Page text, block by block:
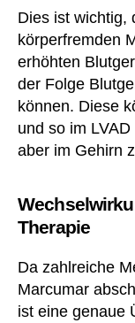
Dies ist wichtig,
körperfremden
erhöhten
der Folge
können. Diese
und so im
aber im Gehirn
Therapie
Da zahlreiche
Marcumar
ist eine genaue